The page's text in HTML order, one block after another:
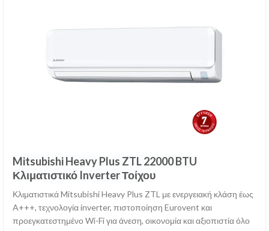
Mitsubishi Heavy Plus ZTL 22000 BTU
Κλιματιστικό Inverter Τοίχου
Κλιματιστικά Mitsubishi Heavy Plus ZTL με ενεργειακή κλάση έως
A+++, τεχνολογία inverter, πιστοποίηση Eurovent και
προεγκατεστημένο Wi-Fi για άνεση, οικονομία και αξιοπιστία όλο